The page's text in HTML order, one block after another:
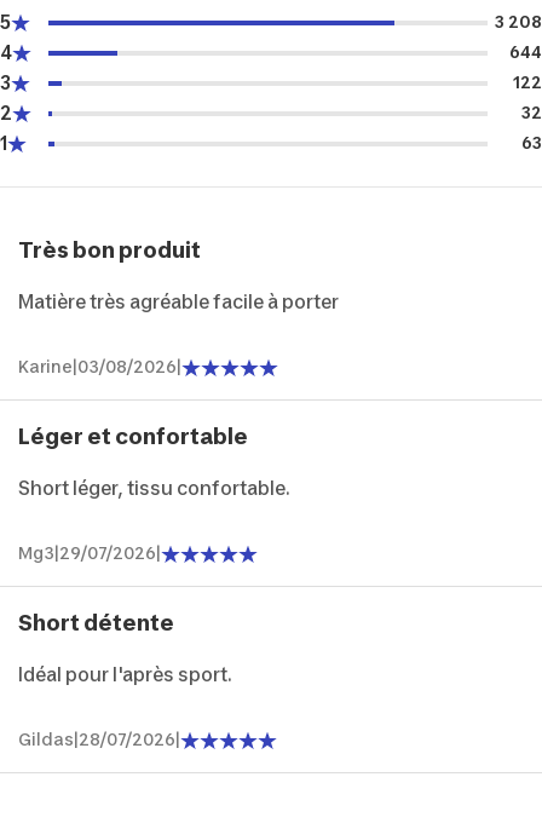
5 3 208
4 644
3 122
2 32
1 63
Très bon produit
Matière très agréable facile à porter
Karine 03/08/2026
Léger et confortable
Short léger, tissu confortable.
Mg3 29/07/2026
Short détente
Idéal pour l'après sport.
Gildas 28/07/2026